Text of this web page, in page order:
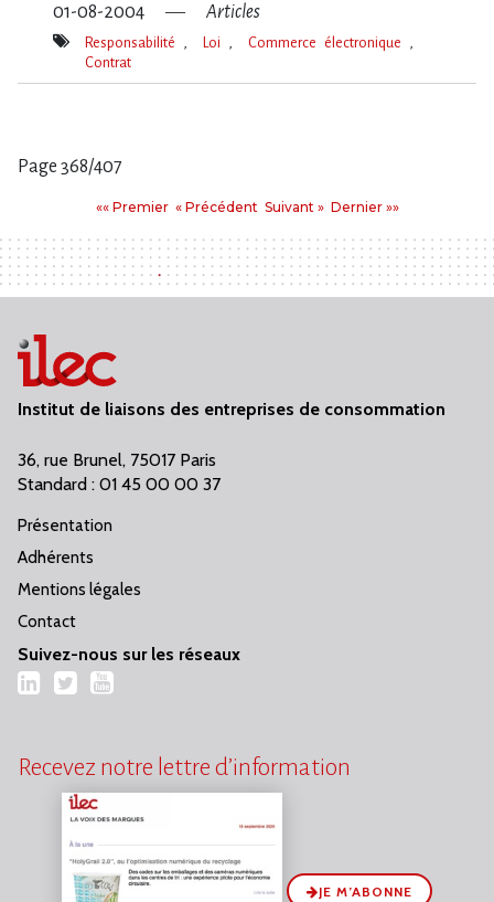
01-08-2004 Articles
Mot(s)-
Responsabilité Loi
Commerce électronique
Contrat
Page 368/407
«« PremierPremier
« PrécédentPrécédent
Suivant
Suivant » Dernier
Dernier »»
Institut de liaisons des entreprises de consommation
36, rue Brunel, 75017 Paris
Standard : 01 45 00 00 37
Présentation
Adhérents
Mentions légales
Contact
Suivez-nous sur les réseaux
LinkedIn
TwitterYouTube
Recevez notre lettre d’information
JE M’ABONNE